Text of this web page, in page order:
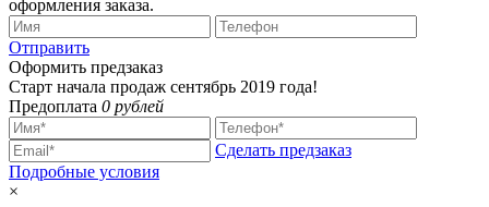
оформления заказа.
Отправить
Оформить предзаказ
Старт начала продаж сентябрь 2019 года!
Предоплата 0 рублей
Сделать предзаказ
Подробные условия
×